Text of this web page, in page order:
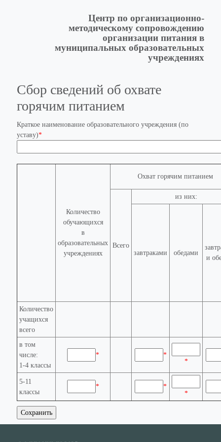
Центр по организационно-
методическому сопровождению
организации питания в
муниципальных образовательных
учреждениях
Сбор сведений об охвате
горячим питанием
Краткое наименование образовательного учреждения (по
уставу)*
Количество
обучающихся
в
образовательных
учреждениях
Охват горячим питанием
Всего
из них:
завтраками обедами
и
Количество
учащихся
всего
в том
числе:
1-4 классы
*
*
*
5-11
классы
*
*
*